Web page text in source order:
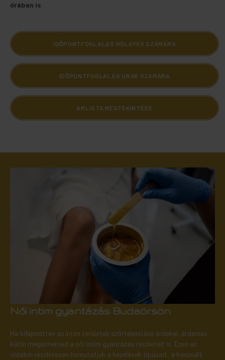
órában is.
IDŐPONTFOGLALÁS HÖLGYEK SZÁMÁRA
IDŐPONTFOGLALÁS URAK SZÁMÁRA
ÁRLISTA MEGTEKINTÉSE
Női intim gyantázás Budaörsön
Ha kifejezetten az intim területek szőrtelenítése érdekel, érdemes
külön megismerned a női intim gyantázás részleteit is. Ezen az
oldalon részletesen bemutatjuk a kezelések típusait, a használt